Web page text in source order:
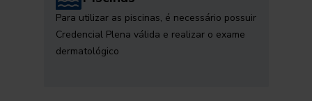
Para utilizar as piscinas, é necessário possuir
Credencial Plena válida e realizar o exame
dermatológico